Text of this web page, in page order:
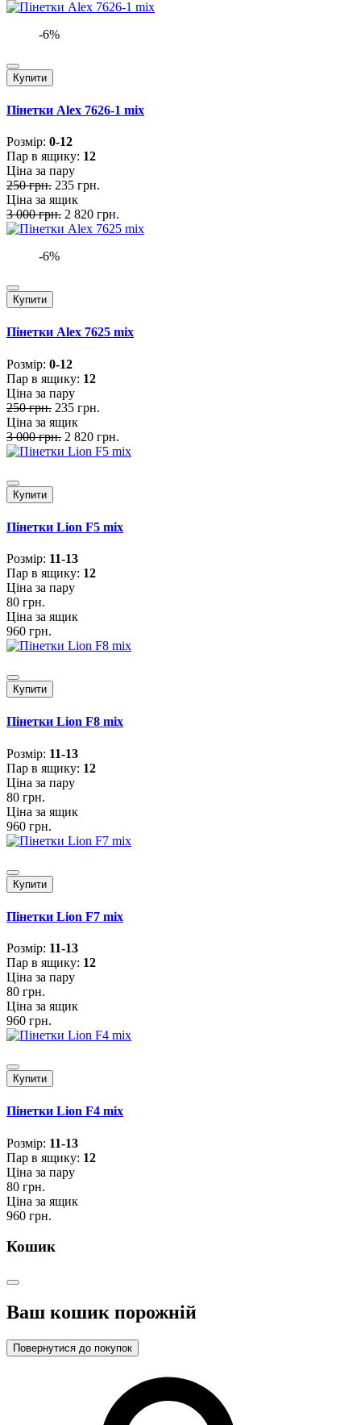
-6%
Купити
Пінетки Alex 7626-1 mix
Розмiр: 0-12
Пар в ящику: 12
Ціна за пару
250 грн. 235 грн.
Ціна за ящик
3 000 грн. 2 820 грн.
-6%
Купити
Пінетки Alex 7625 mix
Розмiр: 0-12
Пар в ящику: 12
Ціна за пару
250 грн. 235 грн.
Ціна за ящик
3 000 грн. 2 820 грн.
Купити
Пінетки Lion F5 mix
Розмiр: 11-13
Пар в ящику: 12
Ціна за пару
80 грн.
Ціна за ящик
960 грн.
Купити
Пінетки Lion F8 mix
Розмiр: 11-13
Пар в ящику: 12
Ціна за пару
80 грн.
Ціна за ящик
960 грн.
Купити
Пінетки Lion F7 mix
Розмiр: 11-13
Пар в ящику: 12
Ціна за пару
80 грн.
Ціна за ящик
960 грн.
Купити
Пінетки Lion F4 mix
Розмiр: 11-13
Пар в ящику: 12
Ціна за пару
80 грн.
Ціна за ящик
960 грн.
Кошик
Ваш кошик порожній
Повернутися до покупок